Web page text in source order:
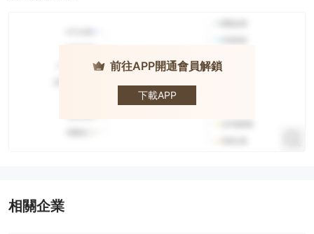
前往APP開通會員解鎖
下載APP
相關企業